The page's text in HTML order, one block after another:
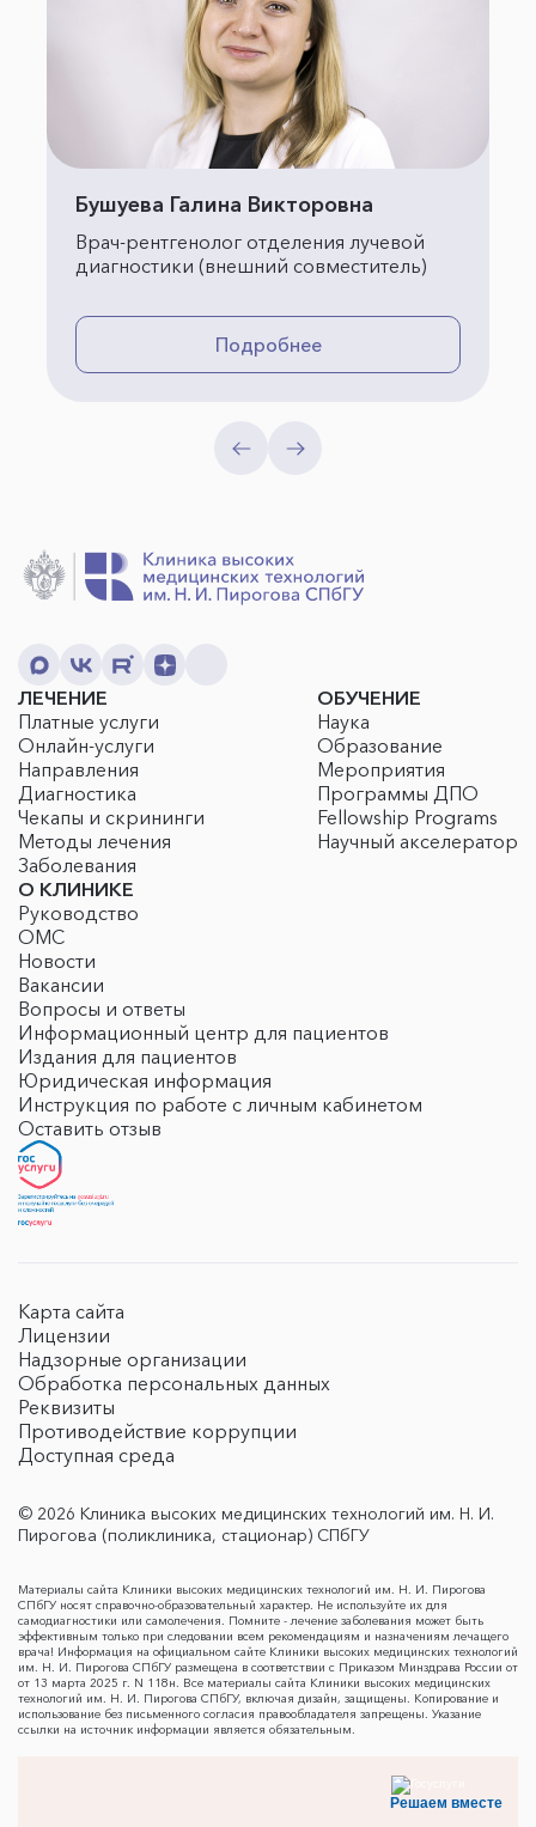
Бушуева Галина Викторовна
Врач-рентгенолог отделения лучевой
диагностики (внешний совместитель)
Подробнее
ЛЕЧЕНИЕ
Платные услуги
Онлайн-услуги
Направления
Диагностика
Чекапы и скрининги
Методы лечения
Заболевания
ОБУЧЕНИЕ
Наука
Образование
Мероприятия
Программы ДПО
Fellowship Programs
Научный акселератор
О КЛИНИКЕ
Руководство
ОМС
Новости
Вакансии
Вопросы и ответы
Информационный центр для пациентов
Издания для пациентов
Юридическая информация
Инструкция по работе с личным кабинетом
Оставить отзыв
Карта сайта
Лицензии
Надзорные организации
Обработка персональных данных
Реквизиты
Противодействие коррупции
Доступная среда
© 2026 Клиника высоких медицинских технологий им. Н. И.
Пирогова (поликлиника, стационар) СПбГУ
Материалы сайта Клиники высоких медицинских технологий им. Н. И. Пирогова
СПбГУ носят справочно-образовательный характер. Не используйте их для
самодиагностики или самолечения. Помните - лечение заболевания может быть
эффективным только при следовании всем рекомендациям и назначениям лечащего
врача! Информация на официальном сайте Клиники высоких медицинских технологий
им. Н. И. Пирогова СПбГУ размещена в соответствии с Приказом Минздрава России от
от 13 марта 2025 г. N 118н. Все материалы сайта Клиники высоких медицинских
технологий им. Н. И. Пирогова СПбГУ, включая дизайн, защищены. Копирование и
использование без письменного согласия правообладателя запрещены. Указание
ссылки на источник информации является обязательным.
Решаем вместе